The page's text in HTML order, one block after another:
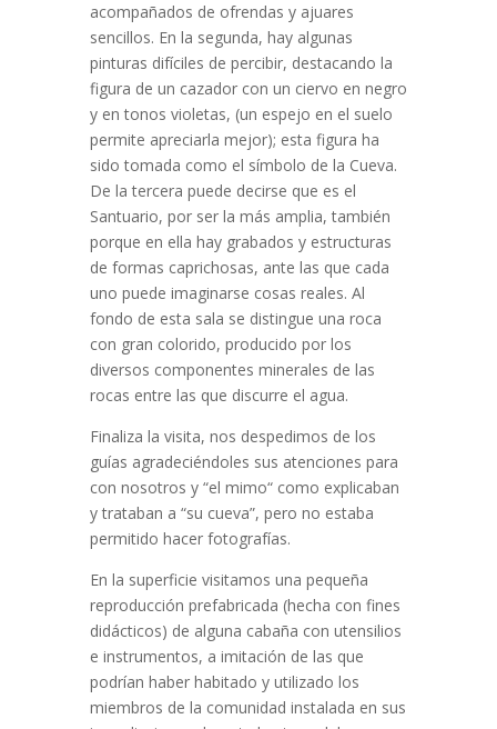
acompañados de ofrendas y ajuares
sencillos. En la segunda, hay algunas
pinturas difíciles de percibir, destacando la
figura de un cazador con un ciervo en negro
y en tonos violetas, (un espejo en el suelo
permite apreciarla mejor); esta figura ha
sido tomada como el símbolo de la Cueva.
De la tercera puede decirse que es el
Santuario, por ser la más amplia, también
porque en ella hay grabados y estructuras
de formas caprichosas, ante las que cada
uno puede imaginarse cosas reales. Al
fondo de esta sala se distingue una roca
con gran colorido, producido por los
diversos componentes minerales de las
rocas entre las que discurre el agua.
Finaliza la visita, nos despedimos de los
guías agradeciéndoles sus atenciones para
con nosotros y “el mimo“ como explicaban
y trataban a “su cueva”, pero no estaba
permitido hacer fotografías.
En la superficie visitamos una pequeña
reproducción prefabricada (hecha con fines
didácticos) de alguna cabaña con utensilios
e instrumentos, a imitación de las que
podrían haber habitado y utilizado los
miembros de la comunidad instalada en sus